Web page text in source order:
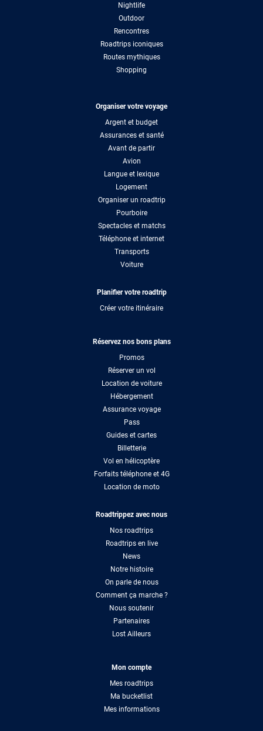
Nightlife
Outdoor
Rencontres
Roadtrips iconiques
Routes mythiques
Shopping
Organiser votre voyage
Argent et budget
Assurances et santé
Avant de partir
Avion
Langue et lexique
Logement
Organiser un roadtrip
Pourboire
Spectacles et matchs
Téléphone et internet
Transports
Voiture
Planifier votre roadtrip
Créer votre itinéraire
Réservez nos bons plans
Promos
Réserver un vol
Location de voiture
Hébergement
Assurance voyage
Pass
Guides et cartes
Billetterie
Vol en hélicoptère
Forfaits téléphone et 4G
Location de moto
Roadtrippez avec nous
Nos roadtrips
Roadtrips en live
News
Notre histoire
On parle de nous
Comment ça marche ?
Nous soutenir
Partenaires
Lost Ailleurs
Mon compte
Mes roadtrips
Ma bucketlist
Mes informations